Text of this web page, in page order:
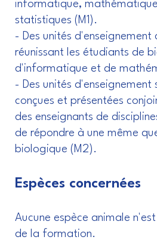
informatique,
statistiques (M1).
- Des unités d'enseignement
réunissant les étudiants de
d'informatique et de
- Des unités d'enseignement
conçues et présentées
des enseignants de
de répondre à une même
biologique (M2).
Espèces concernées
Aucune espèce animale
de la formation.